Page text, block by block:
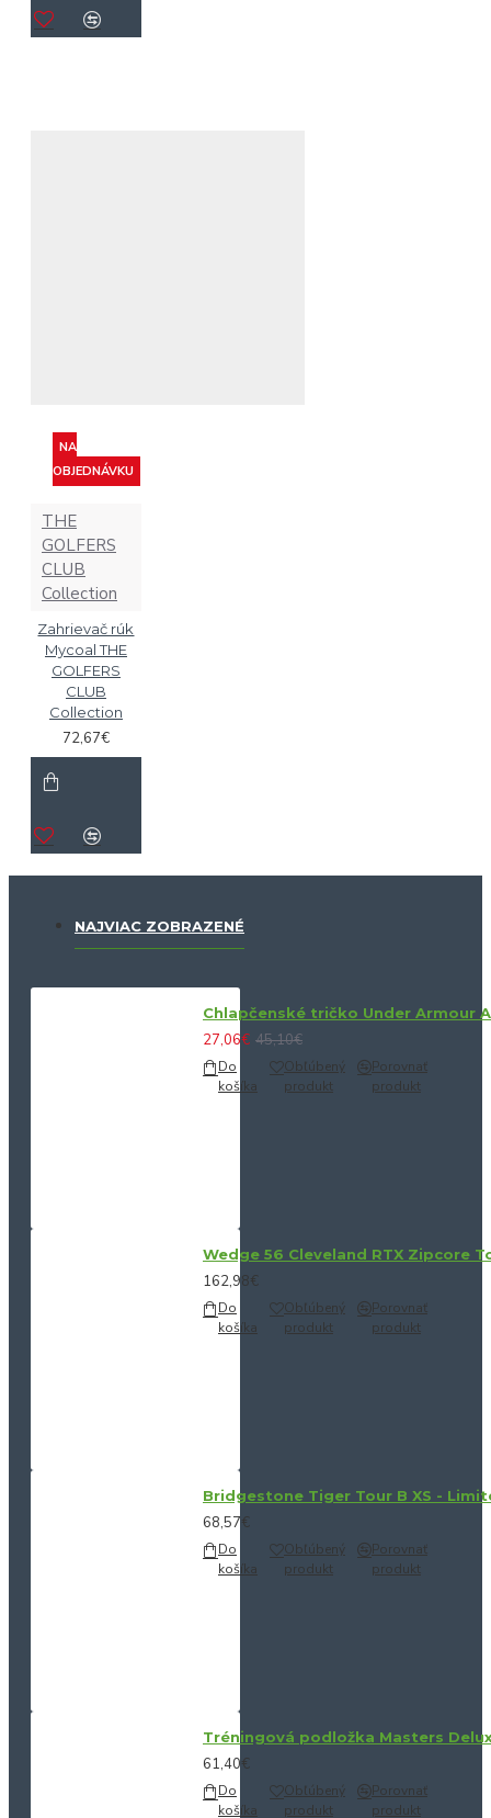
NA
OBJEDNÁVKU
THE
GOLFERS
CLUB
Collection
Zahrievač rúk
Mycoal THE
GOLFERS
CLUB
Collection
72,67€
NAJVIAC ZOBRAZENÉ
Chlapčenské tričko Under Armour
27,06€ 45,10€
Do
košíka
Obľúbený
produkt
Porovnať
produkt
Wedge 56 Cleveland RTX Zipcore
162,98€
Do
košíka
Obľúbený
produkt
Porovnať
produkt
Bridgestone Tiger Tour B XS -
68,57€
Do
košíka
Obľúbený
produkt
Porovnať
produkt
Tréningová podložka Masters
61,40€
Do
košíka
Obľúbený
produkt
Porovnať
produkt